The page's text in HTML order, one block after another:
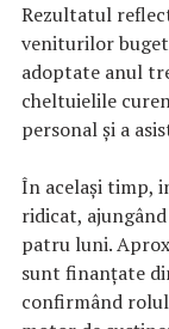
Rezultatul
veniturilor
adoptate anul
cheltuielile
personal și a
În același timp,
ridicat,
patru luni.
sunt finanțate
confirmând